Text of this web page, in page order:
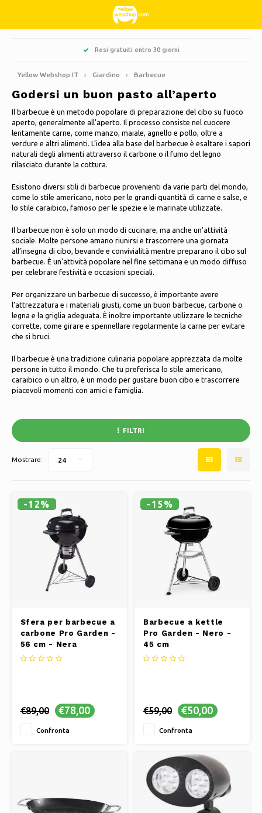
Hoofdmenu / pulizia
Cucina & Cucinare
Pulizia
Conservazione
Hoofdmenu / hobby e tempo libero
Libri
Creativo
Animali
Biciclette
Campeggio
Viaggiare
Pattini da ghiaccio
Sport
Altro
Hoofdmenu / natale
Alberi di Natale artificiali
Ghirlande natalizie e festoni
Luci di Natale
Decorazioni natalizie
Hoofdmenu / abbigliamento
Giacche Nordberg Outdoor
Sport invernali Nordberg Outdoor
Biancheria intima
Calzini
Termico
Hoofdmenu / dolci e leccornie
Dolce, acido e liquirizia
Hoofdmenu / giardino
Barbecue
Fioriere e vasi da fiori
Decorazioni da giardino
Attrezzi da giardino
Mobili da giardino
Hoofdmenu / casa
Zerbini
Decorazione e accessori per la casa
Candele profumate
Quadri in vetro
Candele
Orologi
Cuscini e biancheria da letto
Lampade e illuminazione
Cesti, vasi e fioriere
Mobili
Hoofdmenu
Nederlands
Deutsch
English
Français
Español
Italiano
Pagamento sicuro tramite iDEAL/Wero, PayPal e carta di credito
Yellow Webshop IT Giardino Barbecue
Godersi un buon pasto all’aperto
Il barbecue è un metodo popolare di preparazione del cibo su fuoco
aperto, generalmente all’aperto. Il processo consiste nel cuocere
lentamente carne, come manzo, maiale, agnello e pollo, oltre a
verdure e altri alimenti. L’idea alla base del barbecue è esaltare i sapori
naturali degli alimenti attraverso il carbone o il fumo del legno
rilasciato durante la cottura.
Esistono diversi stili di barbecue provenienti da varie parti del mondo,
come lo stile americano, noto per le grandi quantità di carne e salse, e
lo stile caraibico, famoso per le spezie e le marinate utilizzate.
Il barbecue non è solo un modo di cucinare, ma anche un’attività
sociale. Molte persone amano riunirsi e trascorrere una giornata
all’insegna di cibo, bevande e convivialità mentre preparano il cibo sul
barbecue. È un’attività popolare nel fine settimana e un modo diffuso
per celebrare festività e occasioni speciali.
Per organizzare un barbecue di successo, è importante avere
l’attrezzatura e i materiali giusti, come un buon barbecue, carbone o
legna e la griglia adeguata. È inoltre importante utilizzare le tecniche
corrette, come girare e spennellare regolarmente la carne per evitare
che si bruci.
Il barbecue è una tradizione culinaria popolare apprezzata da molte
persone in tutto il mondo. Che tu preferisca lo stile americano,
caraibico o un altro, è un modo per gustare buon cibo e trascorrere
piacevoli momenti con amici e famiglia.
FILTRI
Mostrare: 24
-12%
Sfera per barbecue a
carbone Pro Garden -
56 cm - Nera
€89,00 €78,00
Confronta
-15%
Barbecue a kettle
Pro Garden - Nero -
45 cm
€59,00 €50,00
Confronta